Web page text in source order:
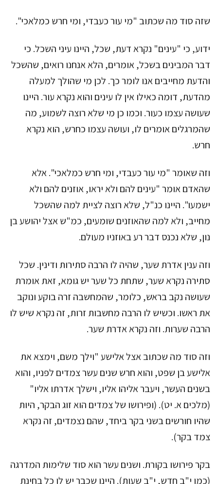
שזה סוד מה שכתוב "מי עור כעבדי, ומי חרש כמלאכי".
ידוע, כי "עינים" נקרא דעת, שכל, היינו עיני השכל. כי
דבר המבינים בשכל, אומרים, הלא אנחנו רואים, שהשכל
והדעת מחייבים אנו לומר כך. לכן מי שהולך למעלה
מהדעת, דומה כאילו אין לו עינים והוא נקרא עור. היינו
שעושה עצמו כעור. וכמו כן מי שלא רוצה לשמוע, מה
שהמרגלים אומרים לו, ועושה עצמו כחרש, הוא נקרא
חרש.
וזה שאומר "מי עור כעבדי, ומי חרש כמלאכי". אלא
שהאדם אומר "עינים להם ולא יראו, אוזנים להם ולא
ישמעו". היינו כנ"ל, שלא רוצה לציית למה שהשכל
מחייב, ולא למה שהאוזנים שומעים, כמ"ש אצל יהושע בן
נון, שלא נכנס דבר רע באוזניו מעולם.
וזה ענין אדרת שער, שהיה לו הרבה סתירות ודינין. שכל
סתירה נקרא שער, שתחת כל שער יש גומא, זאת אומרת
שעושה נקב בראש, כלומר, שהמחשבה זרה בוקע ונוקב
את ראשו. וכשיש לו הרבה מחשבות זרות, זה נקרא שיש לו
הרבה שערות. וזה נקרא אדרת שער.
וזה סוד מה שכתוב אצל אלישע "וילך משם, וימצא את
אלישע בן שפט, והוא חרש שנים עשר צמדים לפניו, והוא
בשנים העשר, ויעבר אליהו אליו, וישלך אדרתו אליו"
(מלכים א. יט). (ופירושו של צמדים הוא זוג הבקר, היות
שהיו חורשים בשני בקר ביחד, שהם נצמדים, זה נקרא
צמד בקר).
בקר פירושו בקורת. ושנים עשר הוא סוד שלימות המדרגה
(כמו י"ב חדש, י"ב שעות). היינו שכבר יש לו כל בחינת